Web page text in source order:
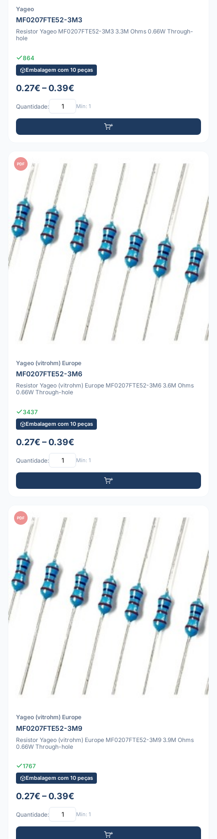
Yageo
MF0207FTE52-3M3
Resistor Yageo MF0207FTE52-3M3 3.3M Ohms 0.66W Through-
hole
864
Embalagem com 10 peças
0.27€ – 0.39€
Quantidade: Mín: 1
PDF
Yageo (vitrohm) Europe
MF0207FTE52-3M6
Resistor Yageo (vitrohm) Europe MF0207FTE52-3M6 3.6M Ohms
0.66W Through-hole
3437
Embalagem com 10 peças
0.27€ – 0.39€
Quantidade: Mín: 1
PDF
Yageo (vitrohm) Europe
MF0207FTE52-3M9
Resistor Yageo (vitrohm) Europe MF0207FTE52-3M9 3.9M Ohms
0.66W Through-hole
1767
Embalagem com 10 peças
0.27€ – 0.39€
Quantidade: Mín: 1